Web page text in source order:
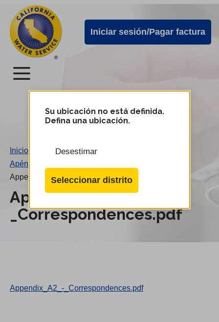
directamente
contenido
principal
Alertas
de
Cal
Water
Iniciar sesión/Pagar factura
Menú
Menú
servicio
móvil
de
Cal
Water
Su ubicación no está definida.
Defina una ubicación.
Desestimar
Seleccionar distrito
Inicio
Apéndice A2 - Correspondencias
Appendix_A2_-_Correspondences.pdf
Appendix_A2_-
_Correspondences.pdf
Appendix_A2_-_Correspondences.pdf